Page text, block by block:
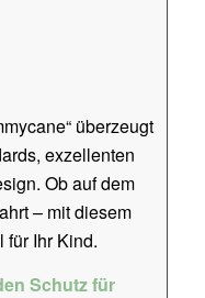
überzeugt
exzellenten
Ob auf dem
– mit diesem
für Ihr Kind.
Schutz für